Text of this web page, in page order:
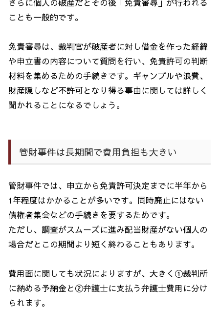
さらに個人の破産だとその後「免責審尋」が行われる
ことも一般的です。
免責審尋は、裁判官が破産者に対し借金を作った経緯
や申立書の内容について質問を行い、免責許可の判断
材料を集めるための手続きです。ギャンブルや浪費、
財産隠しなど不許可となり得る事由に関しては詳しく
聞かれることになるでしょう。
管財事件は長期間で費用負担も大きい
管財事件では、申立から免責許可決定までに半年から
1年程度はかかることが多いです。同時廃止にはない
債権者集会などの手続きを要するためです。
ただし、調査がスムーズに進み配当財産がない個人の
場合だとこの期間より短く終わることもあります。
費用面に関しても状況によりますが、大きく①裁判所
に納める予納金と②弁護士に支払う弁護士費用に分け
られます。